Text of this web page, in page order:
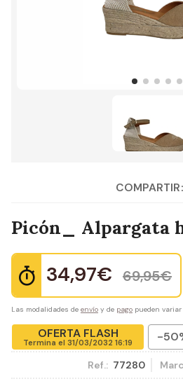
COMPARTIR:
Picón_ Alpargata
34,97€ 69,95€
Las modalidades de envío y de pago pueden
OFERTA FLASH
Termina el 31/03/2032 16:19 -
Ref.: 77280